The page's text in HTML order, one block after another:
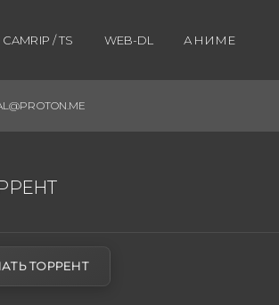
CAMRIP / TS WEB-DL АНИМЕ
ТОРРЕНТ